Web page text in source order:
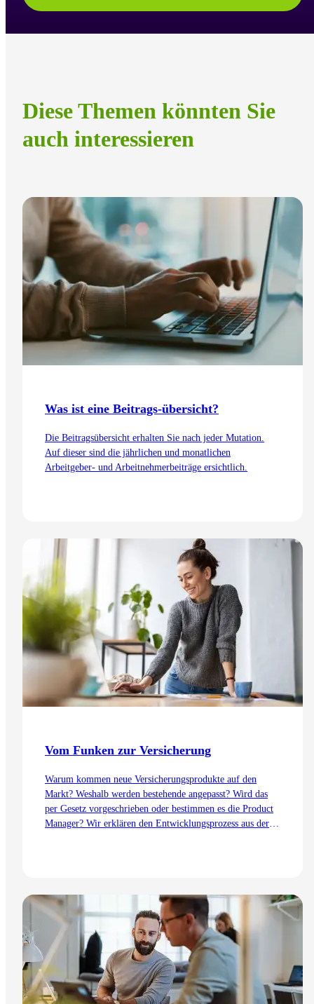
Diese Themen könnten Sie
auch interessieren
Was ist eine Beitrags-übersicht?
Die Beitragsübersicht erhalten Sie nach jeder Mutation.
Auf dieser sind die jährlichen und monatlichen
Arbeitgeber- und Arbeitnehmerbeiträge ersichtlich.
Zum Artikel
Vom Funken zur Versicherung
Warum kommen neue Versicherungsprodukte auf den
Markt? Weshalb werden bestehende angepasst? Wird das
per Gesetz vorgeschrieben oder bestimmen es die Product
Manager? Wir erklären den Entwicklungsprozess aus der
Zum Artikel